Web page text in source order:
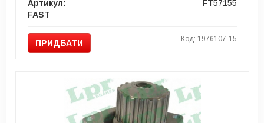
Артикул:
FT57155
FAST
ПРИДБАТИ Код: 1976107-15